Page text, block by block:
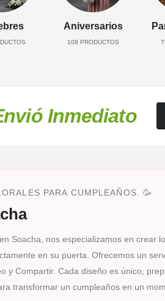
Aniversarios
108 PRODUCTOS
Inmediato
PARA CUMPLEAÑOS. 🥳
Soacha, nos especializamos en crear
en su puerta. Ofrecemos un
Compartir. Cada diseño es único,
transformar un cumpleaños en un